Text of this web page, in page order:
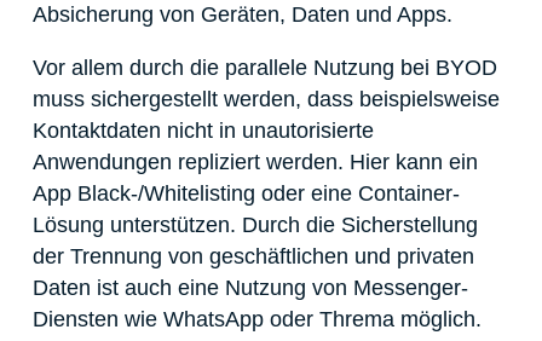
Absicherung von Geräten, Daten und Apps.
Vor allem durch die parallele Nutzung bei BYOD
muss sichergestellt werden, dass beispielsweise
Kontaktdaten nicht in unautorisierte
Anwendungen repliziert werden. Hier kann ein
App Black-/Whitelisting oder eine Container-
Lösung unterstützen. Durch die Sicherstellung
der Trennung von geschäftlichen und privaten
Daten ist auch eine Nutzung von Messenger-
Diensten wie WhatsApp oder Threma möglich.